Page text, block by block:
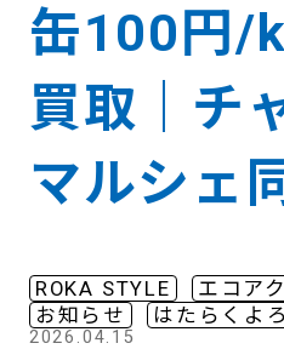
缶100円/
買取｜チ
マルシェ
ROKA STYLE
エコア
お知らせ
はたらくよ
2026.04.15